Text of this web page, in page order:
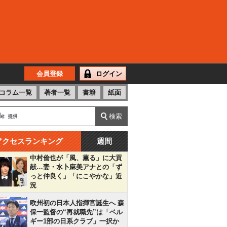
会員登録 ログイン
ラム一覧 著者一覧 書籍 紙面
クセスランキング 週間
中村倫也が「風、薫る」に大貢
献…妻・水卜麻美アナとの「ず
っと仲良く」「にこやかな」近
況
欧州初の日本人指揮官誕生へ 森
保一監督の“再就職先”は「ベル
ギー1部の日系クラブ」一択か